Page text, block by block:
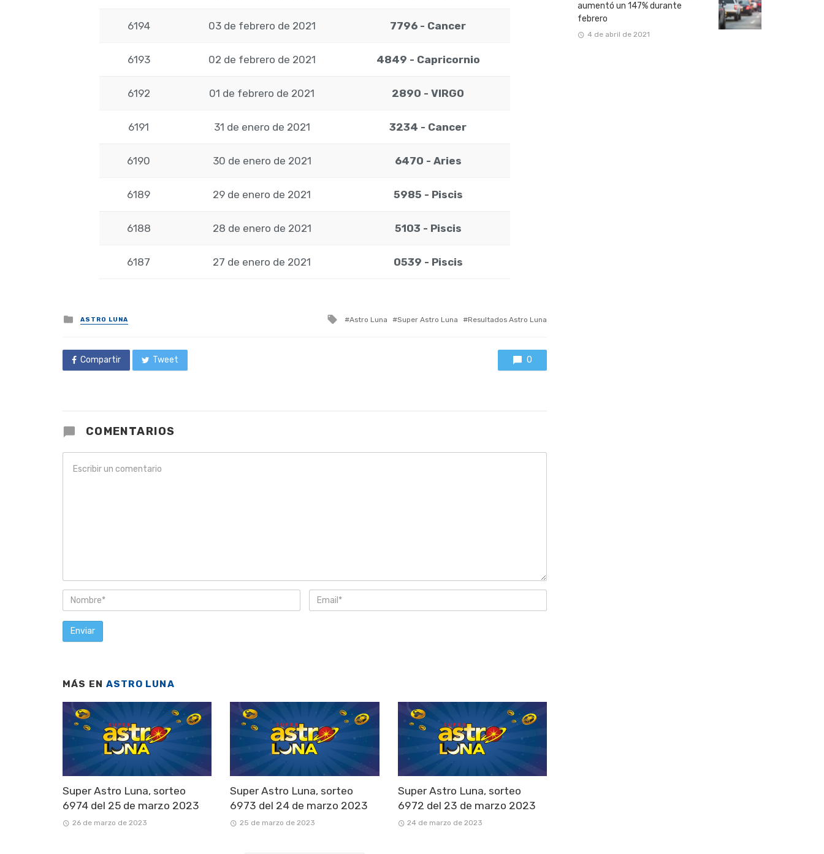
6194 03 de febrero de 2021 7796 - Cancer
6193 02 de febrero de 2021 4849 - Capricornio
6192 01 de febrero de 2021 2890 - VIRGO
6191 31 de enero de 2021 3234 - Cancer
6190 30 de enero de 2021 6470 - Aries
6189 29 de enero de 2021 5985 - Piscis
6188 28 de enero de 2021 5103 - Piscis
6187 27 de enero de 2021 0539 - Piscis
Posted
in
ASTRO LUNA
Tagged
Astro Luna Super Astro Luna Resultados Astro Luna
Compartir Tweet 0
COMENTARIOS
MÁS EN ASTRO LUNA
Super Astro Luna, sorteo
6974 del 25 de marzo 2023
26 de marzo de 2023
Super Astro Luna, sorteo
6973 del 24 de marzo 2023
25 de marzo de 2023
Super Astro Luna, sorteo
6972 del 23 de marzo 2023
24 de marzo de 2023
aumentó un 147% durante
febrero
4 de abril de 2021